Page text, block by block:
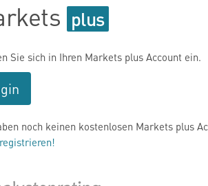
Sie sich in Ihren Markets plus Account ein.
noch keinen kostenlosen Markets plus